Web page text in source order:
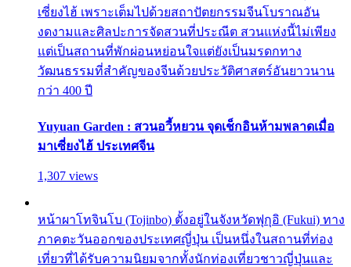
เซี่ยงไฮ้ เพราะเต็มไปด้วยสถาปัตยกรรมจีนโบราณอัน
งดงามและศิลปะการจัดสวนที่ประณีต สวนแห่งนี้ไม่เพียง
แต่เป็นสถานที่พักผ่อนหย่อนใจแต่ยังเป็นมรดกทาง
วัฒนธรรมที่สำคัญของจีนด้วยประวัติศาสตร์อันยาวนาน
กว่า 400 ปี
Yuyuan Garden : สวนอวี้หยวน จุดเช็กอินห้ามพลาดเมื่อ
มาเซี่ยงไฮ้ ประเทศจีน
1,307 views
หน้าผาโทจินโบ (Tojinbo) ตั้งอยู่ในจังหวัดฟุกุอิ (Fukui) ทาง
ภาคตะวันออกของประเทศญี่ปุ่น เป็นหนึ่งในสถานที่ท่อง
เที่ยวที่ได้รับความนิยมจากทั้งนักท่องเที่ยวชาวญี่ปุ่นและ